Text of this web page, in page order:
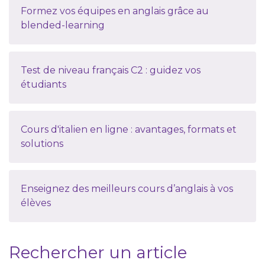
Formez vos équipes en anglais grâce au
blended-learning
Test de niveau français C2 : guidez vos
étudiants
Cours d'italien en ligne : avantages, formats et
solutions
Enseignez des meilleurs cours d’anglais à vos
élèves
Rechercher un article